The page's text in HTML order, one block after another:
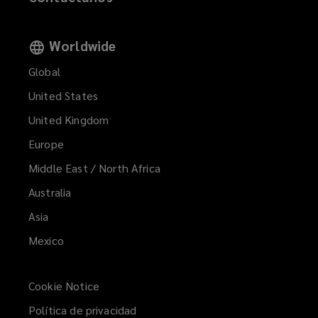
Worldwide
Global
United States
United Kingdom
Europe
Middle East / North Africa
Australia
Asia
Mexico
Cookie Notice
Política de privacidad